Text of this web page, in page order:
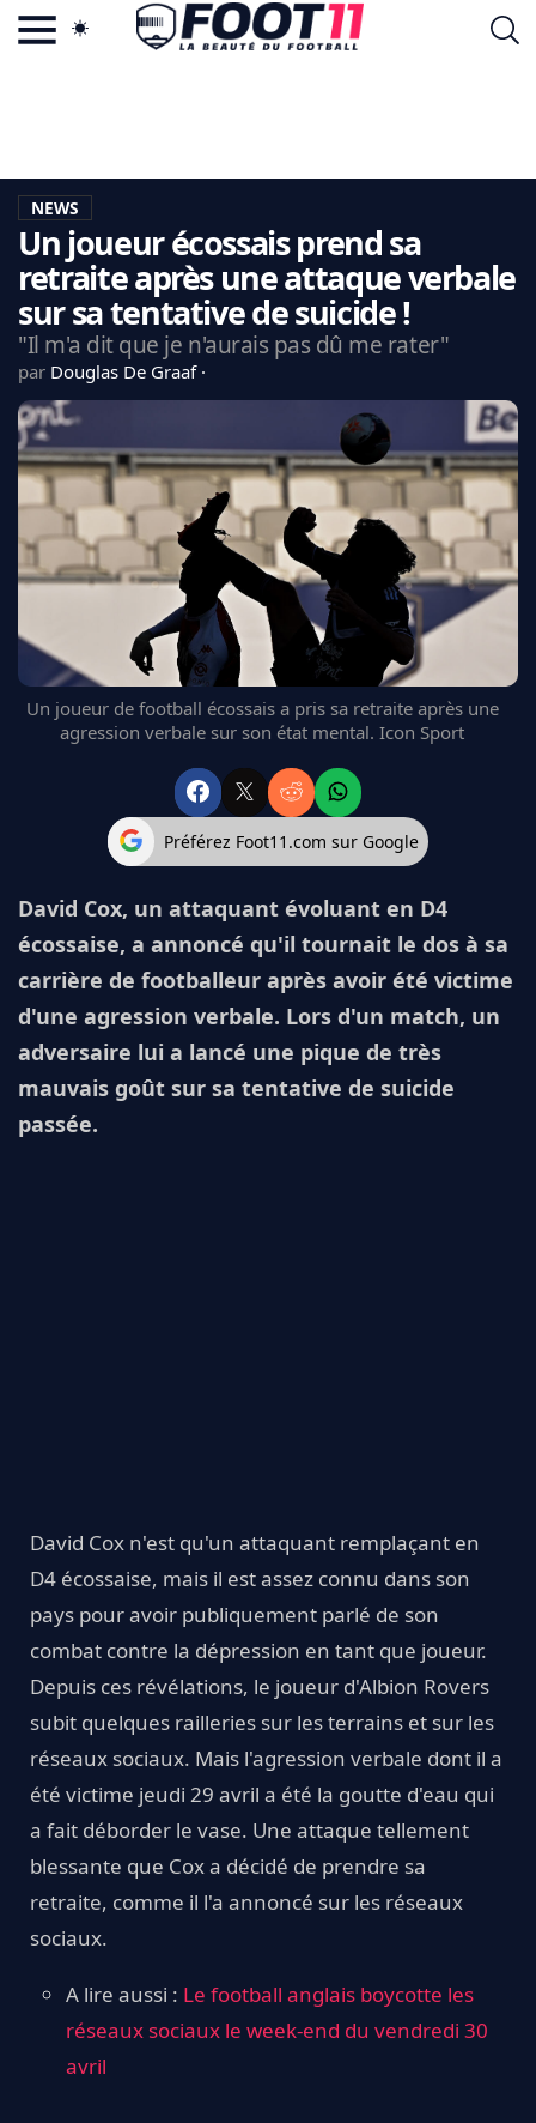
LA CHARTE
VIE PRIVÉE
CGU
CONTACTEZ-NOUS
MERCATO
CDM 2026
EDF
PSG
LIGUE 1
REAL MADRID
FC BARCELONE
MANCHESTER UNITED
ARSENAL
BAYERN
L'AVIS DE LA RÉDAC'
NEWS
Un joueur écossais prend sa
retraite après une attaque verbale
sur sa tentative de suicide !
"Il m'a dit que je n'aurais pas dû me rater"
par Douglas De Graaf
Un joueur de football écossais a pris sa retraite après une
agression verbale sur son état mental. Icon Sport
Préférez Foot11.com sur Google
David Cox, un attaquant évoluant en D4
écossaise, a annoncé qu'il tournait le dos à sa
carrière de footballeur après avoir été victime
d'une agression verbale. Lors d'un match, un
adversaire lui a lancé une pique de très
mauvais goût sur sa tentative de suicide
passée.
David Cox n'est qu'un attaquant remplaçant en
D4 écossaise, mais il est assez connu dans son
pays pour avoir publiquement parlé de son
combat contre la dépression en tant que joueur.
Depuis ces révélations, le joueur d'Albion Rovers
subit quelques railleries sur les terrains et sur les
réseaux sociaux. Mais l'agression verbale dont il a
été victime jeudi 29 avril a été la goutte d'eau qui
a fait déborder le vase. Une attaque tellement
blessante que Cox a décidé de prendre sa
retraite, comme il l'a annoncé sur les réseaux
sociaux.
A lire aussi : Le football anglais boycotte les
réseaux sociaux le week-end du vendredi 30
avril